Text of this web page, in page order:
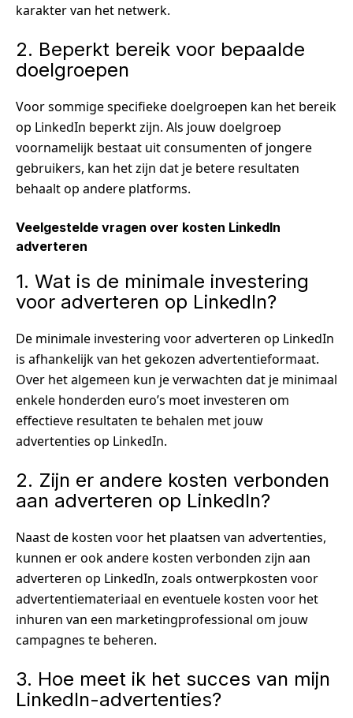
karakter van het netwerk.
2. Beperkt bereik voor bepaalde
doelgroepen
Voor sommige specifieke doelgroepen kan het bereik
op LinkedIn beperkt zijn. Als jouw doelgroep
voornamelijk bestaat uit consumenten of jongere
gebruikers, kan het zijn dat je betere resultaten
behaalt op andere platforms.
Veelgestelde vragen over kosten LinkedIn
adverteren
1. Wat is de minimale investering
voor adverteren op LinkedIn?
De minimale investering voor adverteren op LinkedIn
is afhankelijk van het gekozen advertentieformaat.
Over het algemeen kun je verwachten dat je minimaal
enkele honderden euro’s moet investeren om
effectieve resultaten te behalen met jouw
advertenties op LinkedIn.
2. Zijn er andere kosten verbonden
aan adverteren op LinkedIn?
Naast de kosten voor het plaatsen van advertenties,
kunnen er ook andere kosten verbonden zijn aan
adverteren op LinkedIn, zoals ontwerpkosten voor
advertentiemateriaal en eventuele kosten voor het
inhuren van een marketingprofessional om jouw
campagnes te beheren.
3. Hoe meet ik het succes van mijn
LinkedIn-advertenties?